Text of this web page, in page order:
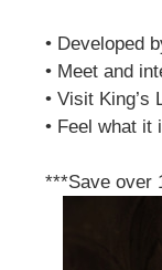
• Developed
• Meet and
• Visit King’s
• Feel what
***Save over